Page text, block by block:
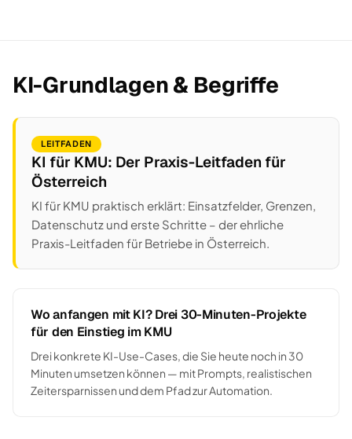
KI-Grundlagen & Begriffe
LEITFADEN
KI für KMU: Der Praxis-Leitfaden für
Österreich
KI für KMU praktisch erklärt: Einsatzfelder, Grenzen,
Datenschutz und erste Schritte – der ehrliche
Praxis-Leitfaden für Betriebe in Österreich.
Wo anfangen mit KI? Drei 30-Minuten-Projekte
für den Einstieg im KMU
Drei konkrete KI-Use-Cases, die Sie heute noch in 30
Minuten umsetzen können — mit Prompts, realistischen
Zeitersparnissen und dem Pfad zur Automation.